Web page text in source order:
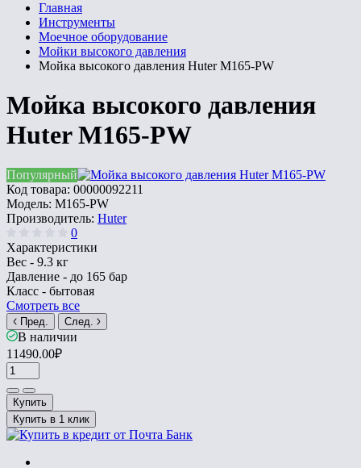
Главная
Инструменты
Моечное оборудование
Мойки высокого давления
Мойка высокого давления Huter M165-PW
Мойка высокого давления
Huter M165-PW
Популярный
Код товара: 00000092211
Модель: M165-PW
Производитель: Huter
0
Характеристики
Вес - 9.3 кг
Давление - до 165 бар
Класс - бытовая
Смотреть все
Пред. След.
В наличии
11490.00₽
Купить
Купить в 1 клик